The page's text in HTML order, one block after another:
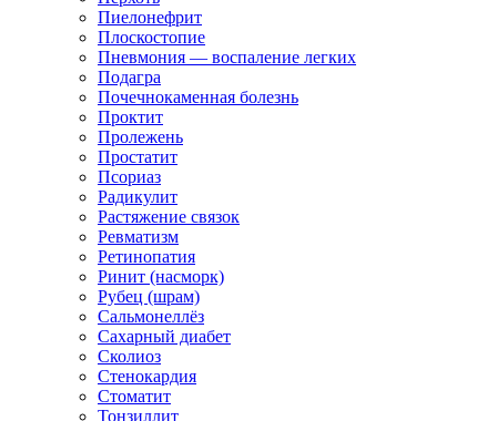
Пиелонефрит
Плоскостопие
Пневмония — воспаление легких
Подагра
Почечнокаменная болезнь
Проктит
Пролежень
Простатит
Псориаз
Радикулит
Растяжение связок
Ревматизм
Ретинопатия
Ринит (насморк)
Рубец (шрам)
Сальмонеллёз
Сахарный диабет
Сколиоз
Стенокардия
Стоматит
Тонзиллит